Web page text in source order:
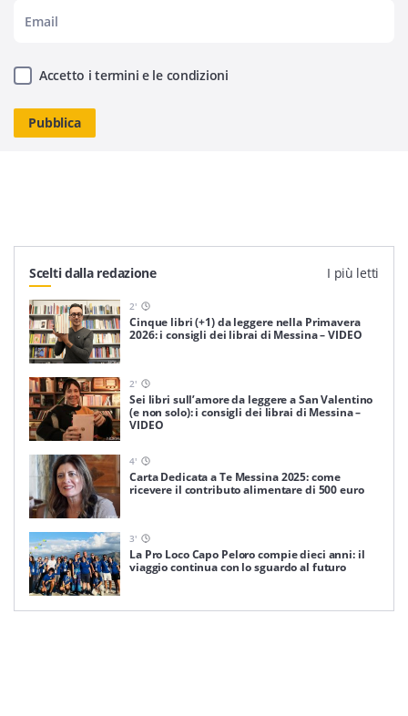
Accetto i termini e le condizioni
Scelti dalla redazione I più letti
2'
Cinque libri (+1) da leggere nella Primavera
2026: i consigli dei librai di Messina – VIDEO
2'
Sei libri sull’amore da leggere a San Valentino
(e non solo): i consigli dei librai di Messina –
VIDEO
4'
Carta Dedicata a Te Messina 2025: come
ricevere il contributo alimentare di 500 euro
3'
La Pro Loco Capo Peloro compie dieci anni: il
viaggio continua con lo sguardo al futuro